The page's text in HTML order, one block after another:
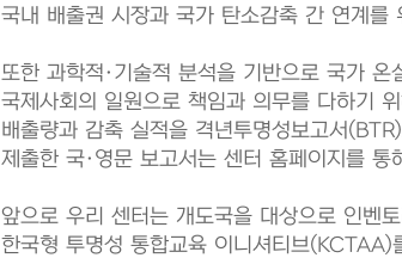
국내 배출권 시장과 국가 탄소감축 간 연계를
또한 과학적·기술적 분석을 기반으로 국가
국제사회의 일원으로 책임과 의무를 다하기 위
배출량과 감축 실적을 격년투명성보고서
제출한 국·영문 보고서는 센터 홈페이지를 통
앞으로 우리 센터는 개도국을 대상으로 인벤
한국형 투명성 통합교육 이니셔티브(KCTAA)